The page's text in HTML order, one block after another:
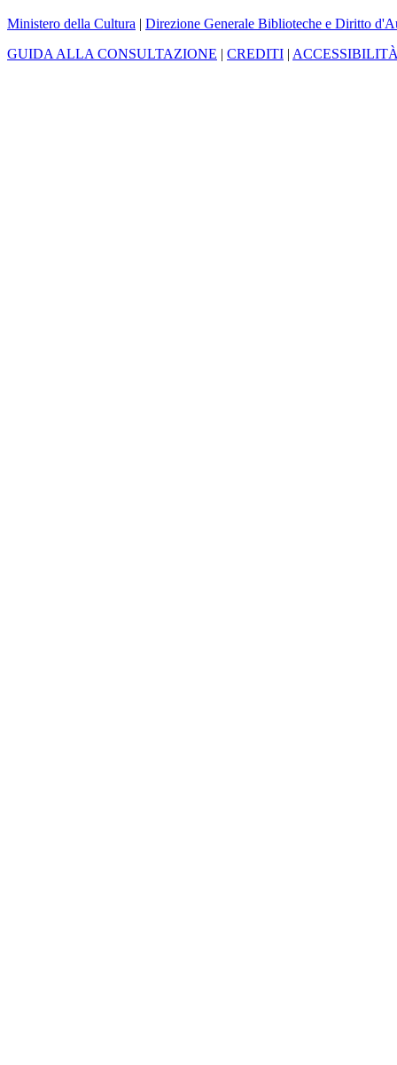
Ministero della Cultura | Direzione Generale Biblioteche e Diritto
GUIDA ALLA CONSULTAZIONE | CREDITI |